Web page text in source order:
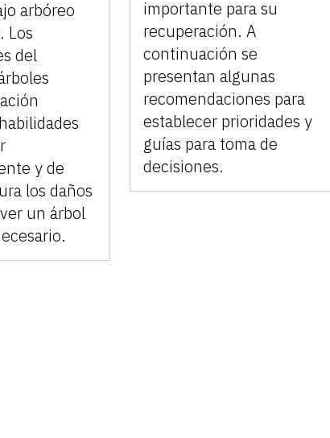
arbóreo
Los
del
y de
los daños
un árbol
importante para su
recuperación. A
continuación se
presentan algunas
recomendaciones para
establecer prioridades y
guías para toma de
decisiones.